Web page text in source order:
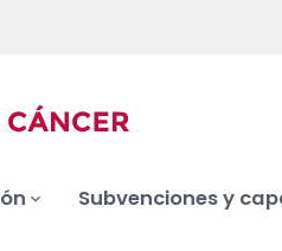
Subvenciones y